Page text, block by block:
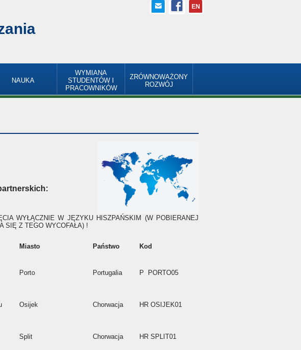
EN
NAUKA
WYMIANA
STUDENTÓW I
PRACOWNIKÓW
ZRÓWNOWAŻONY
ROZWÓJ
WYŁĄCZNIE W JĘZYKU HISZPAŃSKIM (W POBIERANEJ
SIĘ Z TEGO WYCOFAŁA) !
Miasto Państwo Kod
Porto Portugalia P PORTO05
Osijek Chorwacja HR OSIJEK01
Split Chorwacja HR SPLIT01